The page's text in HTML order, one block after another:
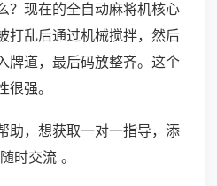
？现在的全自动麻将机核心
打乱后通过机械搅拌，然后
牌道，最后码放整齐。这个
强。
助，想获取一对一指导，添
时交流 。